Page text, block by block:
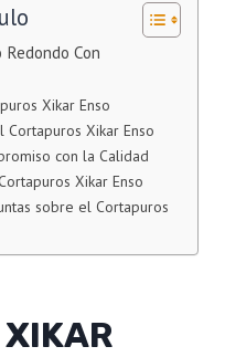
Con
Xikar Enso
Cortapuros Xikar Enso
con la Calidad
Xikar Enso
sobre el Cortapuros
XIKAR